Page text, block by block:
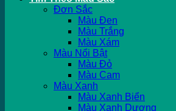
Đơn Sắc
Màu Đen
Màu Trắng
Màu Xám
Màu Nổi Bật
Màu Đỏ
Màu Cam
Màu Xanh
Màu Xanh Biển
Màu Xanh Dương